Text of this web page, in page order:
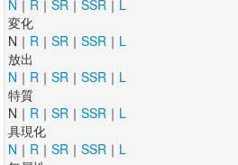
N ｜ R ｜ SR ｜ SSR ｜ L
変化
N｜ R ｜ SR ｜ SSR ｜ L
放出
N ｜ R ｜ SR ｜ SSR ｜ L
特質
N｜ R ｜ SR ｜ SSR ｜ L
具現化
N ｜ R ｜ SR ｜ SSR ｜ L